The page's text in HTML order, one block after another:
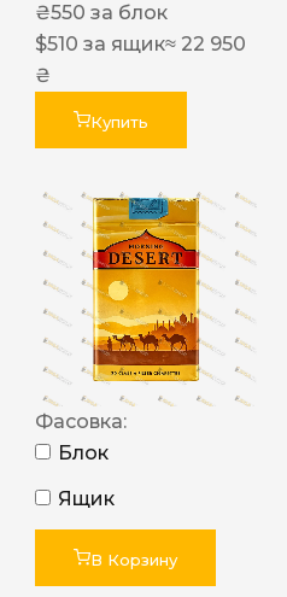
₴550 за блок
$510 за ящик≈ 22 950
₴
Купить
Фасовка:
Блок
Ящик
В Корзину